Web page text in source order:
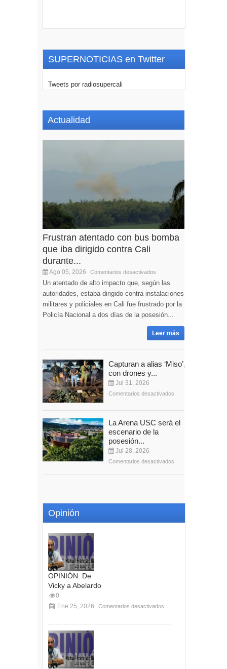
SUPERNOTICIAS en Twitter
Tweets por radiosupercali
Actualidad
Frustran atentado con bus bomba
que iba dirigido contra Cali
durante...
Ago 05, 2026 Comentarios desactivados
Un atentado de alto impacto que, según las
autoridades, estaba dirigido contra instalaciones
militares y policiales en Cali fue frustrado por la
Policía Nacional a dos días de la posesión...
Leer más
Capturan a alias ‘Miso’,
con drones y...
Jul 31, 2026
Comentarios desactivados
La Arena USC será el
escenario de la
posesión...
Jul 28, 2026
Comentarios desactivados
Opinión
OPINIÓN: De
Vicky a Abelardo
0
Ene 25, 2026
Comentarios desactivados